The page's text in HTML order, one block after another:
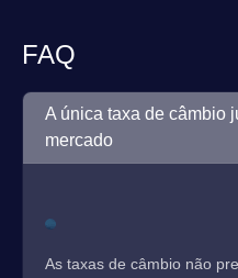
FAQ
A única taxa de câmbio
mercado
As taxas de câmbio não